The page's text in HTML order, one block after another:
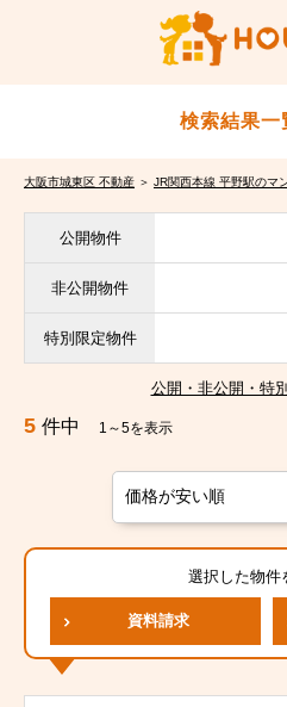
検索結果一
大阪市城東区 不動産 ＞ JR関西本線 平野駅のマ
公開物件
非公開物件
特別限定物件
公開・非公開・特
5 件中 1～5を表示
選択した物件
資料請求